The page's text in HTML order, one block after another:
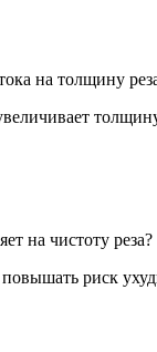
на толщину
на чистоту реза?
риск